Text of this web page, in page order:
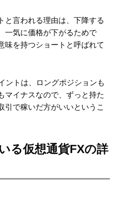
と言われる理由は、下降する
一気に価格が下がるためで
味を持つショートと呼ばれて
ントは、ロングポジションも
マイナスなので、ずっと持た
引で稼いだ方がいいというこ
る仮想通貨FXの詳